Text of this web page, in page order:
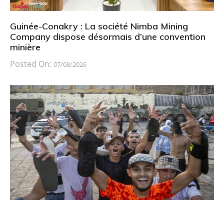
Guinée-Conakry : La société Nimba Mining
Company dispose désormais d’une convention
minière
Posted On: 07/08/2026